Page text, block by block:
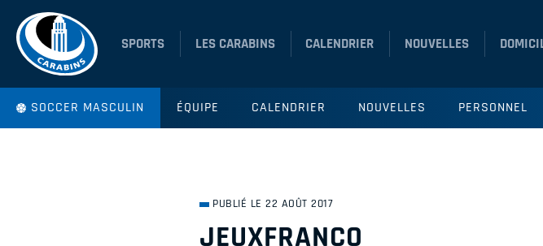
SPORTS LES CARABINS CALENDRIER NOUVELLES
SOCCER MASCULIN ÉQUIPE CALENDRIER NOUVELLES PERSONNEL
PUBLIÉ LE 22 AOÛT 2017
JEUXFRANCO